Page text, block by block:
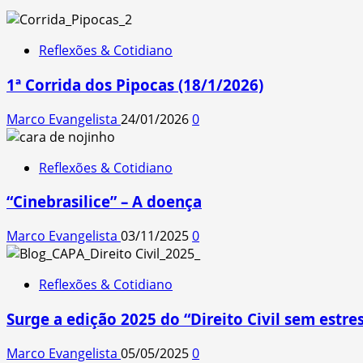
Reflexões & Cotidiano
1ª Corrida dos Pipocas (18/1/2026)
Marco Evangelista 24/01/20260
Reflexões & Cotidiano
“Cinebrasilice” – A doença
Marco Evangelista 03/11/20250
Reflexões & Cotidiano
Surge a edição 2025 do “Direito Civil sem
Marco Evangelista 05/05/20250